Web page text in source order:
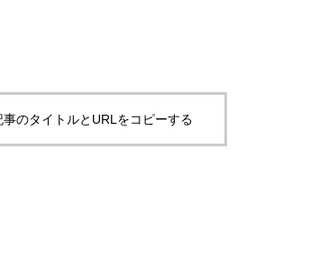
事のタイトルとURLをコピーする